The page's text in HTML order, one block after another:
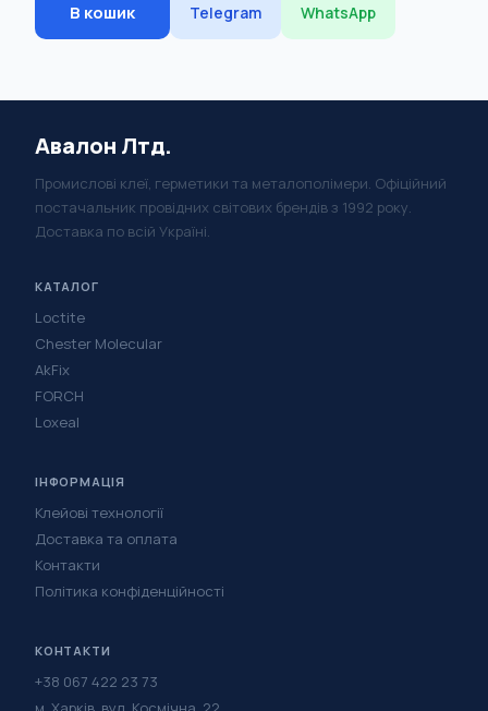
В кошик Telegram WhatsApp
Авалон Лтд.
Промислові клеї, герметики та металополімери. Офіційний
постачальник провідних світових брендів з 1992 року.
Доставка по всій Україні.
КАТАЛОГ
Loctite
Chester Molecular
AkFix
FORCH
Loxeal
ІНФОРМАЦІЯ
Клейові технології
Доставка та оплата
Контакти
Політика конфіденційності
КОНТАКТИ
+38 067 422 23 73